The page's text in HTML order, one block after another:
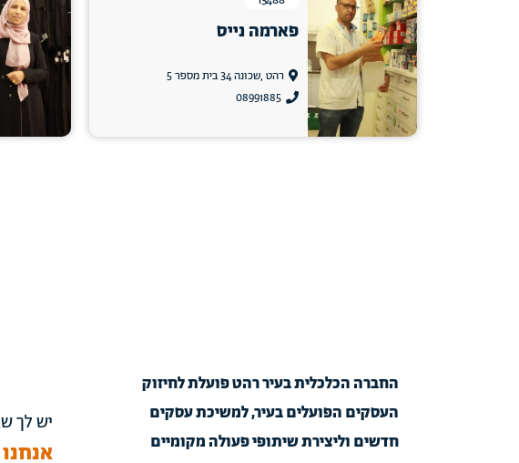
פארמה נייס
רהט ,שכונה 34 בית מספר 5
08991885
החברה הכלכלית בעיר רהט פועלת לחיזוק
העסקים הפועלים בעיר, למשיכת עסקים
חדשים וליצירת שיתופי פעולה מקומיים
יש לך